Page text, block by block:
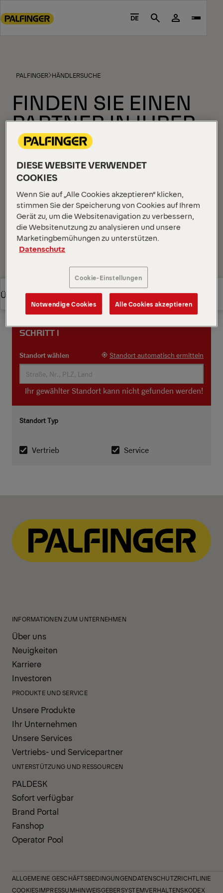
to
footer
DE Search
PALFINGER HÄNDLERSUCHE
FINDEN SIE EINEN
PARTNER IN IHRER
NÄHE
Unser umfangreiches Netzwerk zertifizierter Händler
steht bereit, Ihnen bei der Suche nach dem
perfekten Produkt zu helfen. Geben Sie einfach
Ihren Standort ein, um eine Liste der Händler in Ihrer
Nähe sowie deren Kontaktdaten und
Anfahrtsbeschreibung anzuzeigen.
Überblick
Überblick
INFORMATIONEN ZUM UNTERNEHMEN
Über uns
Neuigkeiten
Karriere
Investoren
PRODUKTE UND SERVICE
Unsere Produkte
Ihr Unternehmen
Unsere Services
Vertriebs- und Servicepartner
UNTERSTÜTZUNG UND RESSOURCEN
PALDESK
Sofort verfügbar
Brand Portal
Fanshop
Operator Pool
ALLGEMEINE GESCHÄFTSBEDINGUNGENDATENSCHUTZRICHTLINIE
COOKIESIMPRESSUMHINWEISGEBERSYSTEMVERHALTENSKODEX
DIESE WEBSITE VERWENDET
COOKIES
Wenn Sie auf „Alle Cookies akzeptieren“ klicken,
stimmen Sie der Speicherung von Cookies auf Ihrem
Gerät zu, um die Websitenavigation zu verbessern,
die Websitenutzung zu analysieren und unsere
Marketingbemühungen zu unterstützen.
Datenschutz
Cookie-Einstellungen
Notwendige Cookies Alle Cookies akzeptieren